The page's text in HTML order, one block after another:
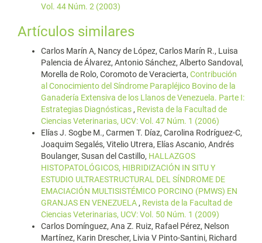
Vol. 44 Núm. 2 (2003)
Artículos similares
Carlos Marín A, Nancy de López, Carlos Marín R., Luisa
Palencia de Álvarez, Antonio Sánchez, Alberto Sandoval,
Morella de Rolo, Coromoto de Veracierta, Contribución
al Conocimiento del Síndrome Parapléjico Bovino de la
Ganadería Extensiva de los Llanos de Venezuela. Parte I:
Estrategias Diagnósticas , Revista de la Facultad de
Ciencias Veterinarias, UCV: Vol. 47 Núm. 1 (2006)
Elías J. Sogbe M., Carmen T. Díaz, Carolina Rodríguez-C,
Joaquim Segalés, Vitelio Utrera, Elías Ascanio, Andrés
Boulanger, Susan del Castillo, HALLAZGOS
HISTOPATOLÓGICOS, HIBRIDIZACIÓN IN SITU Y
ESTUDIO ULTRAESTRUCTURAL DEL SÍNDROME DE
EMACIACIÓN MULTISISTÉMICO PORCINO (PMWS) EN
GRANJAS EN VENEZUELA , Revista de la Facultad de
Ciencias Veterinarias, UCV: Vol. 50 Núm. 1 (2009)
Carlos Domínguez, Ana Z. Ruiz, Rafael Pérez, Nelson
Martínez, Karin Drescher, Livia V Pinto-Santini, Richard